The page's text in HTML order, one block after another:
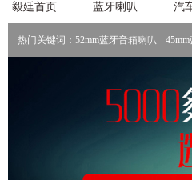
毅廷首页 蓝牙喇叭 汽
热门关键词： 52mm蓝牙音箱喇叭